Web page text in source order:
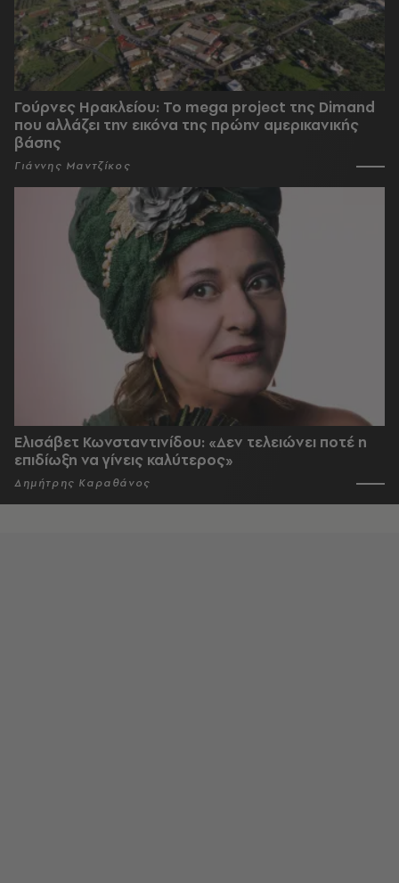
Γούρνες Ηρακλείου: To mega project της Dimand
που αλλάζει την εικόνα της πρώην αμερικανικής
βάσης
Γιάννης Μαντζίκος
Ελισάβετ Κωνσταντινίδου: «Δεν τελειώνει ποτέ η
επιδίωξη να γίνεις καλύτερος»
Δημήτρης Καραθάνος